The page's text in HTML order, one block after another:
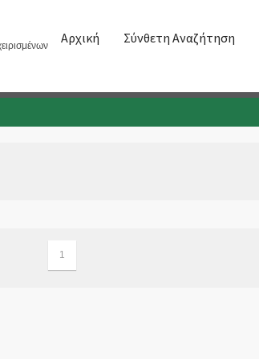
Αρχική Σύνθετη Αναζήτηση
1